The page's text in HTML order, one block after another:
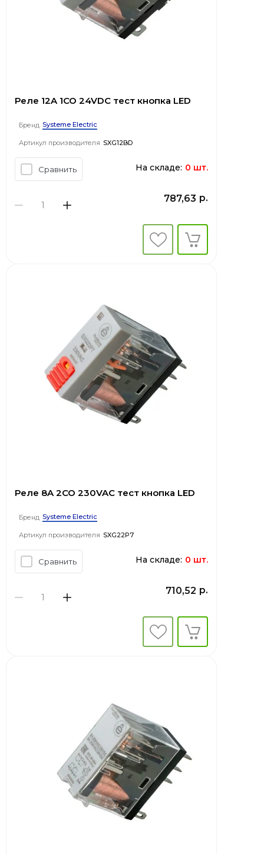
Реле 12A 1CO 24VDC тест кнопка LED
Бренд Systeme Electric
Артикул производителя SXG12BD
Сравнить На складе: 0 шт.
787,63 р.
Реле 8A 2CO 230VAC тест кнопка LED
Бренд Systeme Electric
Артикул производителя SXG22P7
Сравнить На складе: 0 шт.
710,52 р.